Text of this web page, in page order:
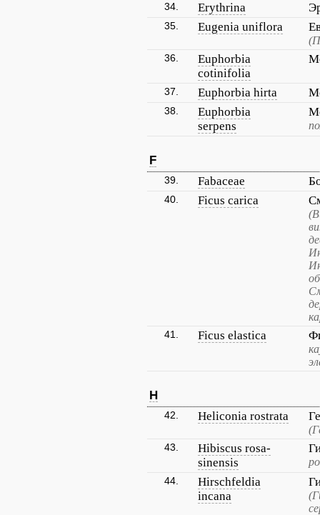
34. Erythrina
35. Eugenia uniflora
36.
Euphorbia
cotinifolia
37. Euphorbia hirta
38.
Euphorbia
serpens
F
39. Fabaceae
40. Ficus carica
41. Ficus elastica
H
42. Heliconia rostrata
43.
Hibiscus rosa-
sinensis
44.
Hirschfeldia
incana